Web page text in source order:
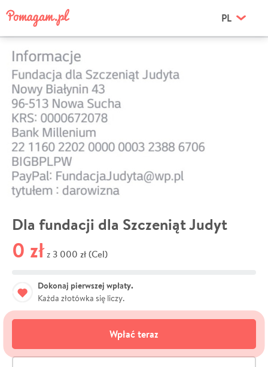
PL
Dla fundacji dla Szczeniąt Judyt
0 zł z 3 000 zł (Cel)
Dokonaj pierwszej wpłaty.
Każda złotówka się liczy.
Wpłać teraz